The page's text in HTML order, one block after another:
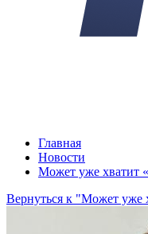
Главная
Новости
Может уже хватит
Вернуться к "Может уже